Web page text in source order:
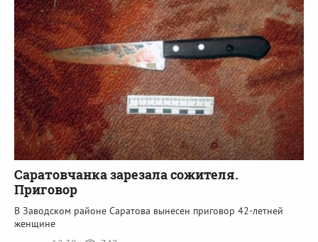
Саратовчанка зарезала сожителя.
Приговор
В Заводском районе Саратова вынесен приговор 42-летней
женщине